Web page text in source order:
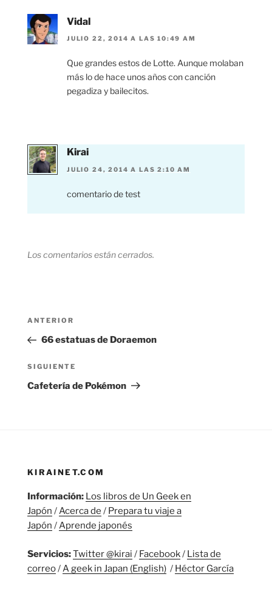
Vidal
JULIO 22, 2014 A LAS 10:49 AM
Que grandes estos de Lotte. Aunque molaban
más lo de hace unos años con canción
pegadiza y bailecitos.
Kirai
JULIO 24, 2014 A LAS 2:10 AM
comentario de test
Los comentarios están cerrados.
Navegación
entradas
Entrada
anterior:
ANTERIOR
66 estatuas de Doraemon
Siguiente
entrada
SIGUIENTE
Cafetería de Pokémon
KIRAINET.COM
Información: Los libros de Un Geek en
Japón /Acerca de / Prepara tu viaje a
Japón /Aprende japonés
Servicios:Twitter @kirai / Facebook/ Lista de
correo/A geek in Japan (English) / Héctor García